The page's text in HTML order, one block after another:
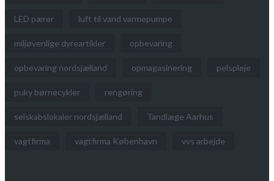
LED pærer luft til vand varmepumpe
miljøvenlige dyreartikler opbevaring
opbevaring nordsjælland opmagasinering pelspleje
puky børnecykler rengøring
selskabslokaler nordsjælland Tandlæge Aarhus
vagtfirma vagtfirma København vvs arbejde